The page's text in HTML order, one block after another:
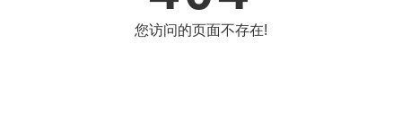
您访问的页面不存在!